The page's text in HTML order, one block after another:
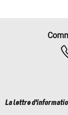
La lettre